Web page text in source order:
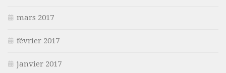
mars 2017
février 2017
janvier 2017